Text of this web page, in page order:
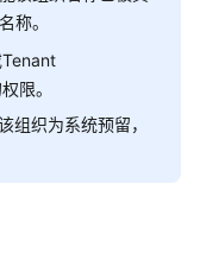
称。
限。
组织为系统预留，